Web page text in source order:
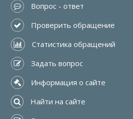
Вопрос - ответ
Проверить обращение
Статистика обращений
Задать вопрос
Информация о сайте
Найти на сайте